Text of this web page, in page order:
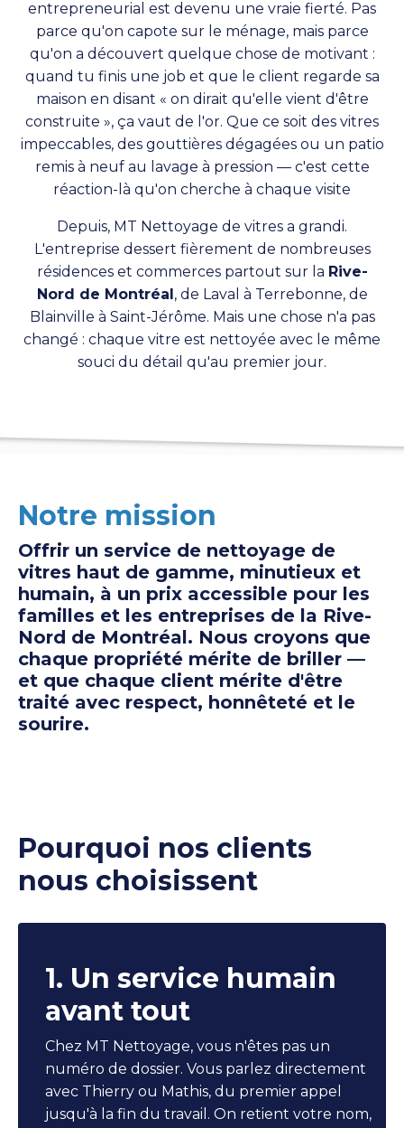
entrepreneurial est devenu une vraie fierté. Pas
parce qu'on capote sur le ménage, mais parce
qu'on a découvert quelque chose de motivant :
quand tu finis une job et que le client regarde sa
maison en disant « on dirait qu'elle vient d'être
construite », ça vaut de l'or. Que ce soit des vitres
impeccables, des gouttières dégagées ou un patio
remis à neuf au lavage à pression — c'est cette
réaction-là qu'on cherche à chaque visite
Depuis, MT Nettoyage de vitres a grandi.
L'entreprise dessert fièrement de nombreuses
résidences et commerces partout sur la Rive-
Nord de Montréal, de Laval à Terrebonne, de
Blainville à Saint-Jérôme. Mais une chose n'a pas
changé : chaque vitre est nettoyée avec le même
souci du détail qu'au premier jour.
Notre mission
Offrir un service de nettoyage de
vitres haut de gamme, minutieux et
humain, à un prix accessible pour les
familles et les entreprises de la Rive-
Nord de Montréal. Nous croyons que
chaque propriété mérite de briller —
et que chaque client mérite d'être
traité avec respect, honnêteté et le
sourire.
Pourquoi nos clients
nous choisissent
1. Un service humain
avant tout
Chez MT Nettoyage, vous n'êtes pas un
numéro de dossier. Vous parlez directement
avec Thierry ou Mathis, du premier appel
jusqu'à la fin du travail. On retient votre nom,